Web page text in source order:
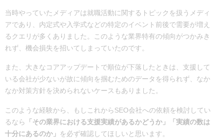
当時やっていたメディアは就職活動に関するトピックを扱うメディ
アであり、内定式や入学式などの特定のイベント前後で需要が増え
るクエリが多くありました。このような業界特有の傾向がつかみき
れず、機会損失を招いてしまっていたのです。
また、大きなコアアップデートで順位が下落したときは、支援して
いる会社が少ないが故に傾向を掴むためのデータを得られず、なか
なか対策方針を決められないケースもありました。
このような経験から、もしこれからSEO会社への依頼を検討してい
るなら
「その業界における支援実績があるかどうか」「実績の数は
十分にあるのか」
を必ず確認してほしいと思います。